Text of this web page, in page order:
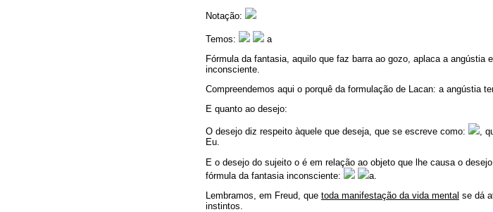
Notação:
Temos:
a
Fórmula da fantasia, aquilo que faz barra ao gozo, aplaca a
inconsciente.
Compreendemos aqui o porquê da formulação de Lacan: a angústia
E quanto ao desejo:
O desejo diz respeito àquele que deseja, que se escreve como:
,
Eu.
E o desejo do sujeito o é em relação ao objeto que lhe causa o
fórmula da fantasia inconsciente:
a.
Lembramos, em Freud, que toda manifestação da vida mental se dá
instintos.